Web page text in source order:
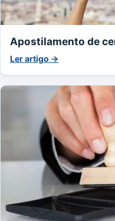
Apostilamento de
Ler artigo →